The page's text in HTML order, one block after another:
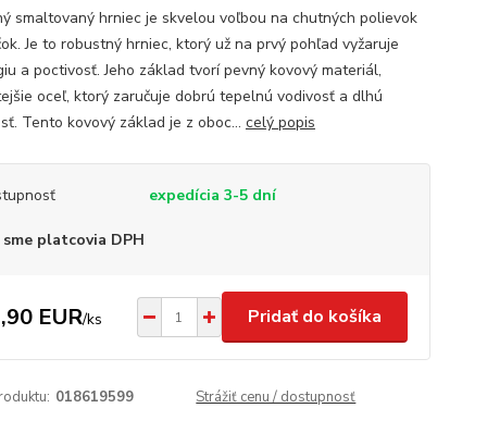
smaltovaný hrniec je skvelou voľbou na chutných polievok
Je to robustný hrniec, ktorý už na prvý pohľad vyžaruje
a poctivosť. Jeho základ tvorí pevný kovový materiál,
oceľ, ktorý zaručuje dobrú tepelnú vodivosť a dlhú
Tento kovový základ je z oboc... celý popis
expedícia 3-5 dní
sme platcovia DPH
EUR/ks Pridať do košíka
018619599 Strážiť cenu / dostupnosť